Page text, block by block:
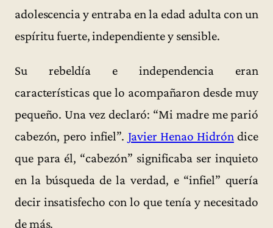
adolescencia y entraba en la edad adulta con un
espíritu fuerte, independiente y sensible.
Su rebeldía e independencia eran
características que lo acompañaron desde muy
pequeño. Una vez declaró: “Mi madre me parió
cabezón, pero infiel”. Javier Henao Hidróndice
que para él, “cabezón” significaba ser inquieto
en la búsqueda de la verdad, e “infiel” quería
decir insatisfecho con lo que tenía y necesitado
de más.